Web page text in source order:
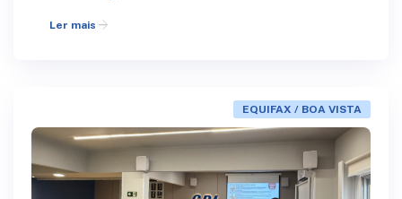
Ler mais arrow_forward
EQUIFAX / BOA VISTA